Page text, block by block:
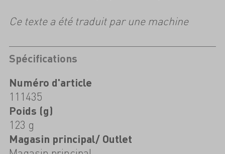
Ce texte a été traduit par une machine
Spécifications
Numéro d'article
111435
Poids (g)
123 g
Magasin principal/ Outlet